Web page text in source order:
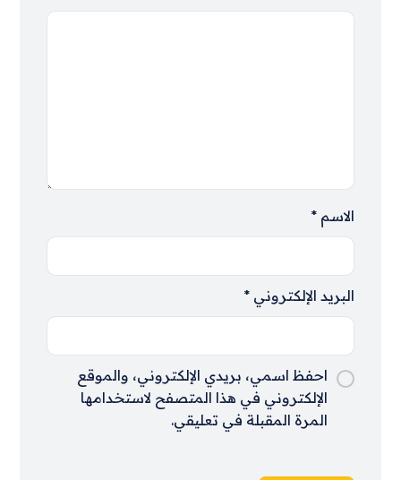
الاسم*
البريد الإلكتروني*
احفظ اسمي، بريدي الإلكتروني، والموقع
الإلكتروني في هذا المتصفح لاستخدامها
المرة المقبلة في تعليقي.